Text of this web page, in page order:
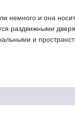
немного и она
раздвижными
и